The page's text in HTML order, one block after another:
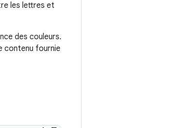
les lettres et
des couleurs.
contenu fournie